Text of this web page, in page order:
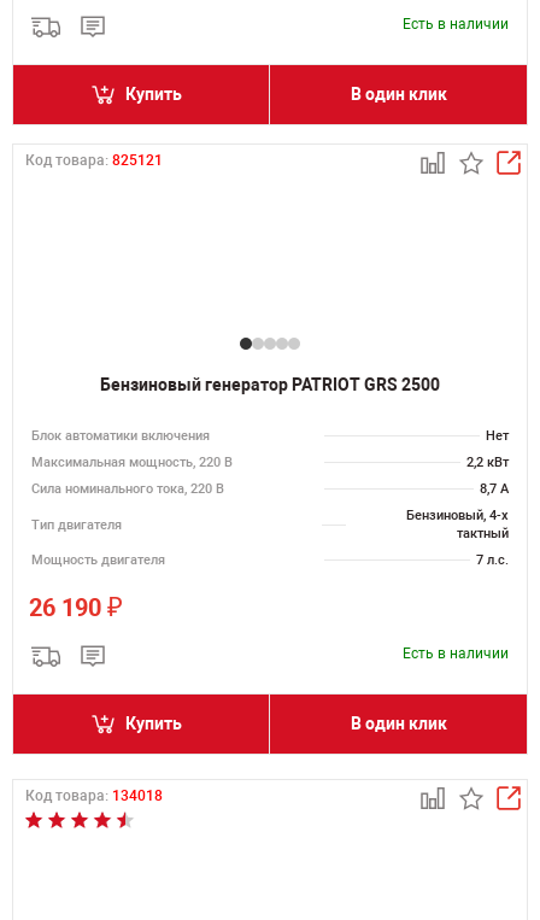
Есть в наличии
Купить В один клик
Код товара: 825121
Бензиновый генератор PATRIOT GRS 2500
Блок автоматики включения
Нет
Максимальная мощность, 220 В
2,2 кВт
Сила номинального тока, 220 В
8,7 А
Тип двигателя
Бензиновый, 4-х
тактный
Мощность двигателя
7 л.с.
26 190 ₽
Есть в наличии
Купить В один клик
Код товара: 134018